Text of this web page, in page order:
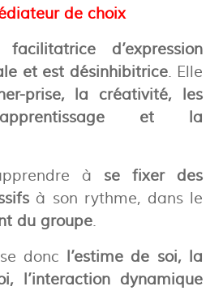
de choix
facilitatrice d’expression
et est désinhibitrice. Elle
prise, la créativité, les
et la
à se fixer des
à son rythme, dans le
du groupe.
donc l’estime de soi, la
l’interaction dynamique